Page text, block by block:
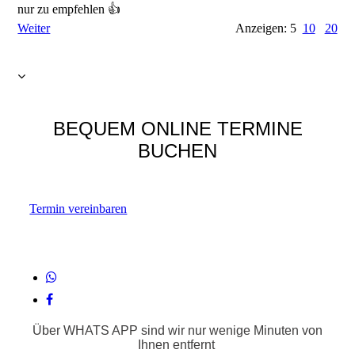
nur zu empfehlen 👍
Weiter
Anzeigen: 5 10 20
BEQUEM ONLINE TERMINE
BUCHEN
Termin vereinbaren
Über WHATS APP sind wir nur wenige Minuten von
Ihnen entfernt